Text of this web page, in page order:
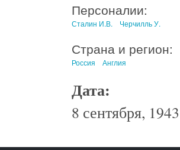
Персоналии:
Сталин И.В. Черчилль У.
Страна и регион:
Россия Англия
Дата:
8 сентября,